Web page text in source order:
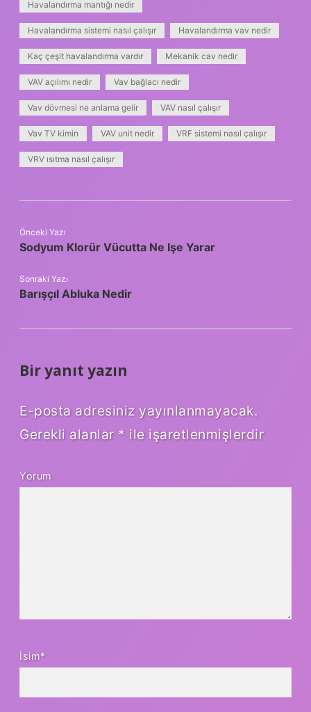
Havalandırma mantığı nedir
Havalandırma sistemi nasıl çalışır Havalandırma vav nedir
Kaç çeşit havalandırma vardır Mekanik cav nedir
VAV açılımı nedir Vav bağlacı nedir
Vav dövmesi ne anlama gelir VAV nasıl çalışır
Vav TV kimin VAV unit nedir VRF sistemi nasıl çalışır
VRV ısıtma nasıl çalışır
Önceki Yazı
Sodyum Klorür Vücutta Ne Işe Yarar
Sonraki Yazı
Barışçıl Abluka Nedir
Bir yanıt yazın
E-posta adresiniz yayınlanmayacak.
Gerekli alanlar * ile işaretlenmişlerdir
Yorum
İsim*